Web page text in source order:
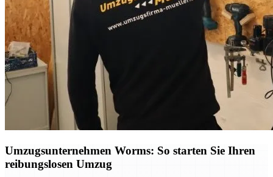
Umzugsunternehmen Worms: So starten Sie Ihren
reibungslosen Umzug